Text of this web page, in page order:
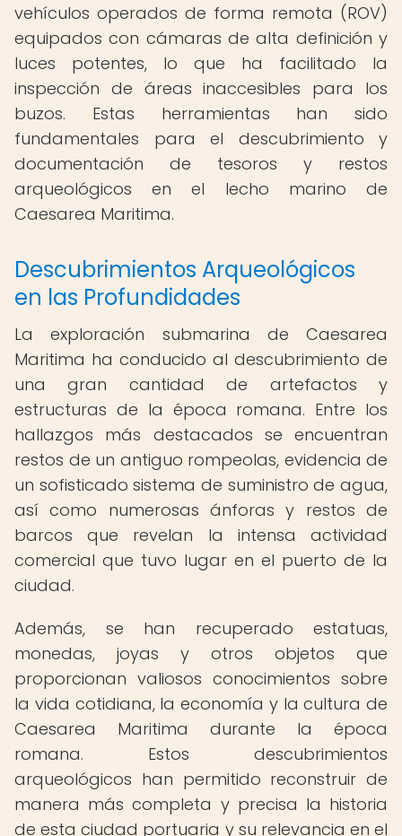
vehículos operados de forma remota (ROV)
equipados con cámaras de alta definición y
luces potentes, lo que ha facilitado la
inspección de áreas inaccesibles para los
buzos. Estas herramientas han sido
fundamentales para el descubrimiento y
documentación de tesoros y restos
arqueológicos en el lecho marino de
Caesarea Maritima.
Descubrimientos Arqueológicos
en las Profundidades
La exploración submarina de Caesarea
Maritima ha conducido al descubrimiento de
una gran cantidad de artefactos y
estructuras de la época romana. Entre los
hallazgos más destacados se encuentran
restos de un antiguo rompeolas, evidencia de
un sofisticado sistema de suministro de agua,
así como numerosas ánforas y restos de
barcos que revelan la intensa actividad
comercial que tuvo lugar en el puerto de la
ciudad.
Además, se han recuperado estatuas,
monedas, joyas y otros objetos que
proporcionan valiosos conocimientos sobre
la vida cotidiana, la economía y la cultura de
Caesarea Maritima durante la época
romana. Estos descubrimientos
arqueológicos han permitido reconstruir de
manera más completa y precisa la historia
de esta ciudad portuaria y su relevancia en el